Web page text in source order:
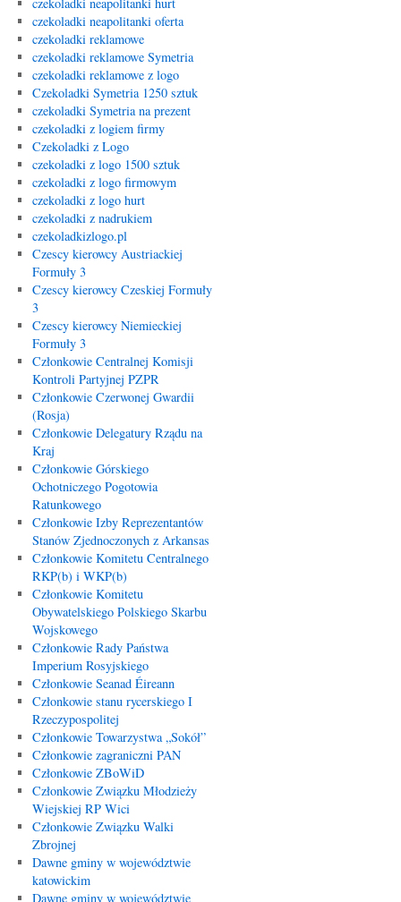
czekoladki neapolitanki oferta
czekoladki reklamowe
czekoladki reklamowe Symetria
czekoladki reklamowe z logo
Czekoladki Symetria 1250 sztuk
czekoladki Symetria na prezent
czekoladki z logiem firmy
Czekoladki z Logo
czekoladki z logo 1500 sztuk
czekoladki z logo firmowym
czekoladki z logo hurt
czekoladki z nadrukiem
czekoladkizlogo.pl
Czescy kierowcy Austriackiej
Formuły 3
Czescy kierowcy Czeskiej Formuły
3
Czescy kierowcy Niemieckiej
Formuły 3
Członkowie Centralnej Komisji
Kontroli Partyjnej PZPR
Członkowie Czerwonej Gwardii
(Rosja)
Członkowie Delegatury Rządu na
Kraj
Członkowie Górskiego
Ochotniczego Pogotowia
Ratunkowego
Członkowie Izby Reprezentantów
Stanów Zjednoczonych z Arkansas
Członkowie Komitetu Centralnego
RKP(b) i WKP(b)
Członkowie Komitetu
Obywatelskiego Polskiego Skarbu
Wojskowego
Członkowie Rady Państwa
Imperium Rosyjskiego
Członkowie Seanad Éireann
Członkowie stanu rycerskiego I
Rzeczypospolitej
Członkowie Towarzystwa „Sokół”
Członkowie zagraniczni PAN
Członkowie ZBoWiD
Członkowie Związku Młodzieży
Wiejskiej RP Wici
Członkowie Związku Walki
Zbrojnej
Dawne gminy w województwie
katowickim
Dawne gminy w województwie